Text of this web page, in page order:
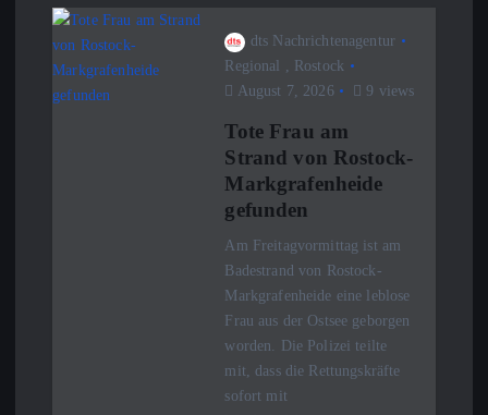
dts Nachrichtenagentur
Regional
Rostock
August 7, 2026
9 views
Tote Frau am
Strand von Rostock-
Markgrafenheide
gefunden
Am Freitagvormittag ist am
Badestrand von Rostock-
Markgrafenheide eine leblose
Frau aus der Ostsee geborgen
worden. Die Polizei teilte
mit, dass die Rettungskräfte
sofort mit